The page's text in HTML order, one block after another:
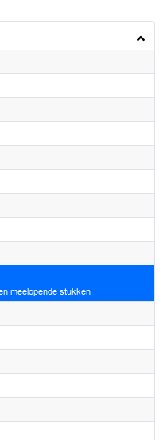
meelopende stukken